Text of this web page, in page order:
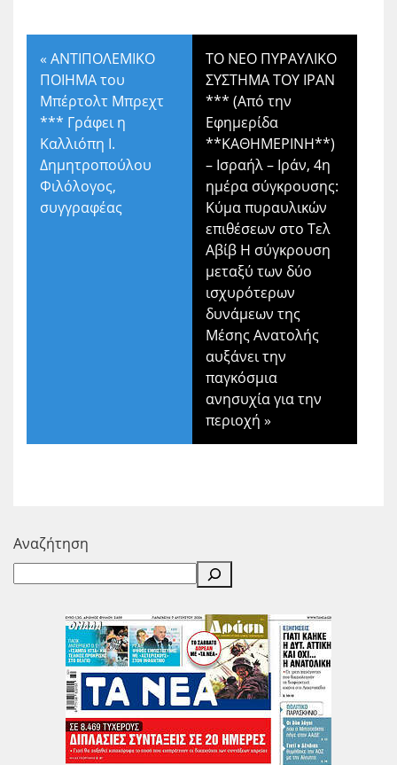
« ΑΝΤΙΠΟΛΕΜΙΚΟ
ΠΟΙΗΜΑ του
Μπέρτολτ Μπρεχτ
*** Γράφει η
Καλλιόπη Ι.
Δημητροπούλου
Φιλόλογος,
συγγραφέας
ΤΟ ΝΕΟ ΠΥΡΑΥΛΙΚΟ
ΣΥΣΤΗΜΑ ΤΟΥ ΙΡΑΝ
*** (Από την
Εφημερίδα
**ΚΑΘΗΜΕΡΙΝΗ**)
– Ισραήλ – Ιράν, 4η
ημέρα σύγκρουσης:
Κύμα πυραυλικών
επιθέσεων στο Τελ
Αβίβ Η σύγκρουση
μεταξύ των δύο
ισχυρότερων
δυνάμεων της
Μέσης Ανατολής
αυξάνει την
παγκόσμια
ανησυχία για την
περιοχή »
Αναζήτηση